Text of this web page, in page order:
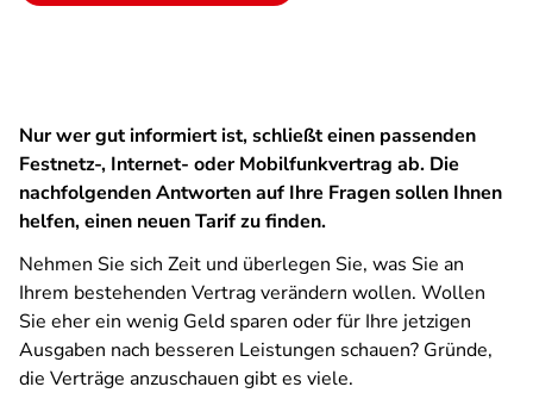
Nur wer gut informiert ist, schließt einen passenden
Festnetz-, Internet- oder Mobilfunkvertrag ab. Die
nachfolgenden Antworten auf Ihre Fragen sollen Ihnen
helfen, einen neuen Tarif zu finden.
Nehmen Sie sich Zeit und überlegen Sie, was Sie an
Ihrem bestehenden Vertrag verändern wollen. Wollen
Sie eher ein wenig Geld sparen oder für Ihre jetzigen
Ausgaben nach besseren Leistungen schauen? Gründe,
die Verträge anzuschauen gibt es viele.